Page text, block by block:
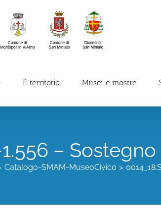
Il territorio Musei e mostre
1.556 –
Catalogo-SMAM-MuseoCivico